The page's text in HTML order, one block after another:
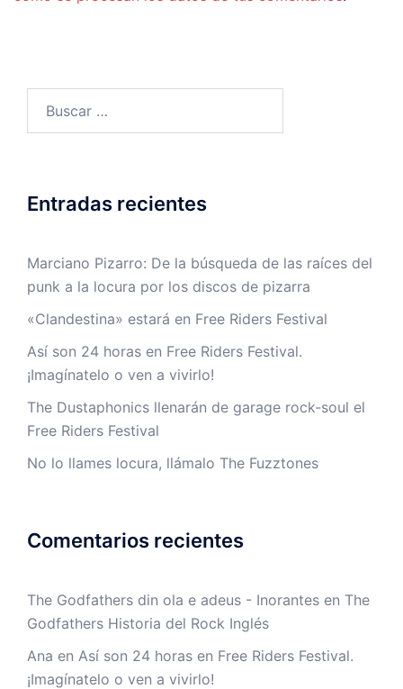
Entradas recientes
Marciano Pizarro: De la búsqueda de las raíces del
punk a la locura por los discos de pizarra
«Clandestina» estará en Free Riders Festival
Así son 24 horas en Free Riders Festival.
¡Imagínatelo o ven a vivirlo!
The Dustaphonics llenarán de garage rock-soul el
Free Riders Festival
No lo llames locura, llámalo The Fuzztones
Comentarios recientes
The Godfathers din ola e adeus - Inorantes en The
Godfathers Historia del Rock Inglés
Ana en Así son 24 horas en Free Riders Festival.
¡Imagínatelo o ven a vivirlo!